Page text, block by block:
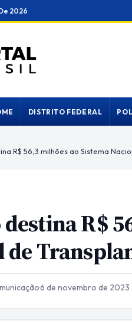
2026
DISTRITO FEDERAL
R$ 56,3 milhões ao Sistema
R$
de
·6 de novembro de 2023